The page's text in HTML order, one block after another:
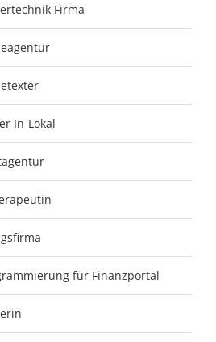
Firma
In-Lokal
für Finanzportal